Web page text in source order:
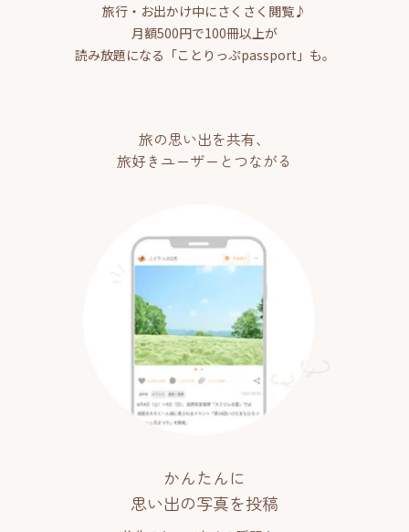
旅行・お出かけ中にさくさく閲覧♪
月額500円で100冊以上が
読み放題になる「ことりっぷpassport」も。
旅の思い出を共有、
旅好きユーザーとつながる
かんたんに
思い出の写真を投稿